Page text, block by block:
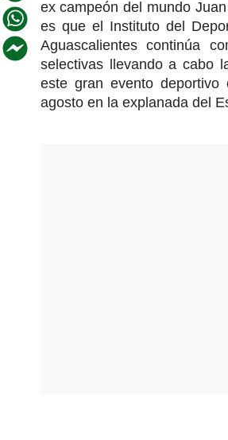
ex campeón del mundo
es que el Instituto del
Aguascalientes continúa
selectivas llevando a cabo
este gran evento
agosto en la explanada del